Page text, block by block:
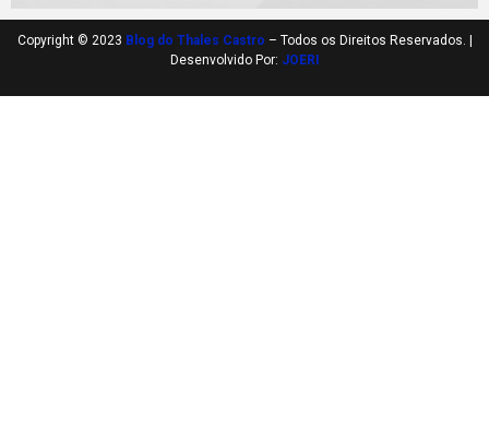
Copyright © 2023 Blog do Thales Castro – Todos os Direitos Reservados. |
Desenvolvido Por: JOERI